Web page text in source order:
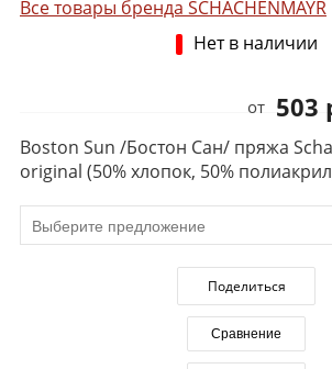
Все товары бренда SCHACHENMAYR
Нет в наличии
503
от
Boston Sun /Бостон Сан/ пряжа
original (50% хлопок, 50%
Поделиться
Сравнение